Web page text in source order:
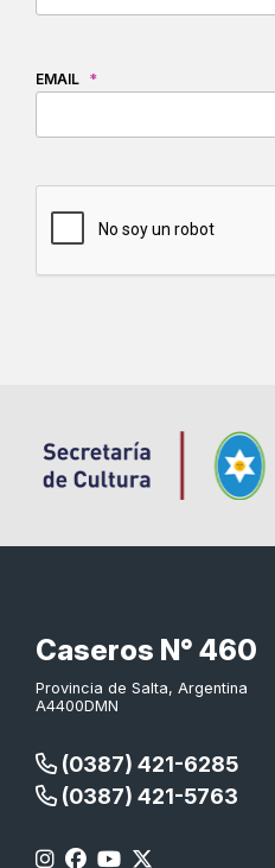
EMAIL *
Caseros N° 460
Provincia de Salta, Argentina
A4400DMN
(0387) 421-6285
(0387) 421-5763